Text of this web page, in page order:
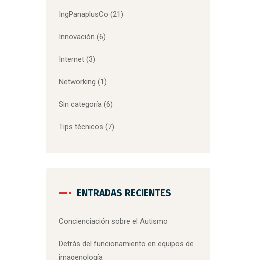
IngPanaplusCo (21)
Innovación (6)
Internet (3)
Networking (1)
Sin categoría (6)
Tips técnicos (7)
ENTRADAS RECIENTES
Concienciación sobre el Autismo
Detrás del funcionamiento en equipos de
imagenología